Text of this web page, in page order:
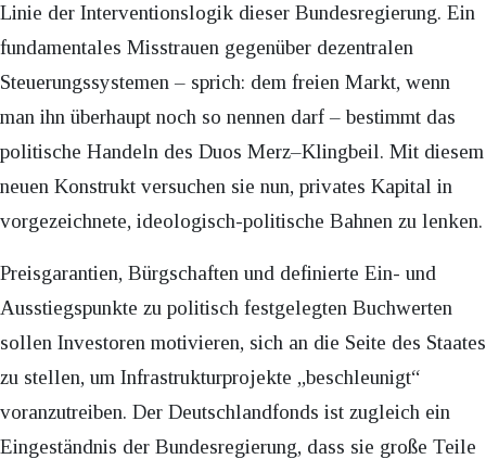
Linie der Interventionslogik dieser Bundesregierung. Ein
fundamentales Misstrauen gegenüber dezentralen
Steuerungssystemen – sprich: dem freien Markt, wenn
man ihn überhaupt noch so nennen darf – bestimmt das
politische Handeln des Duos Merz–Klingbeil. Mit diesem
neuen Konstrukt versuchen sie nun, privates Kapital in
vorgezeichnete, ideologisch-politische Bahnen zu lenken.
Preisgarantien, Bürgschaften und definierte Ein- und
Ausstiegspunkte zu politisch festgelegten Buchwerten
sollen Investoren motivieren, sich an die Seite des Staates
zu stellen, um Infrastrukturprojekte „beschleunigt“
voranzutreiben. Der Deutschlandfonds ist zugleich ein
Eingeständnis der Bundesregierung, dass sie große Teile